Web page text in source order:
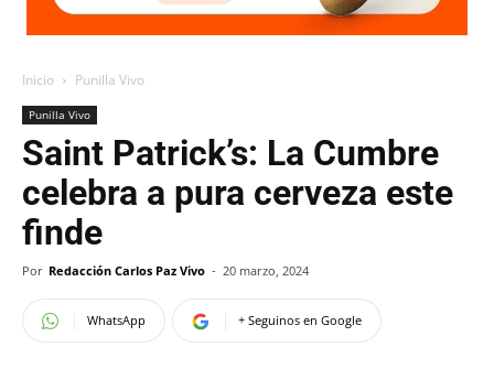
Inicio Punilla Vivo
Punilla Vivo
Saint Patrick’s: La Cumbre
celebra a pura cerveza este
finde
Por Redacción Carlos Paz Vivo - 20 marzo, 2024
WhatsApp + Seguinos en Google